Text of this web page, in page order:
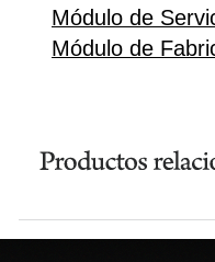
Módulo de
Módulo de